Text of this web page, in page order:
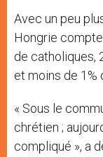
Avec un peu
Hongrie
de catholiques,
et moins de 1%
« Sous le
chrétien ;
compliqué », a